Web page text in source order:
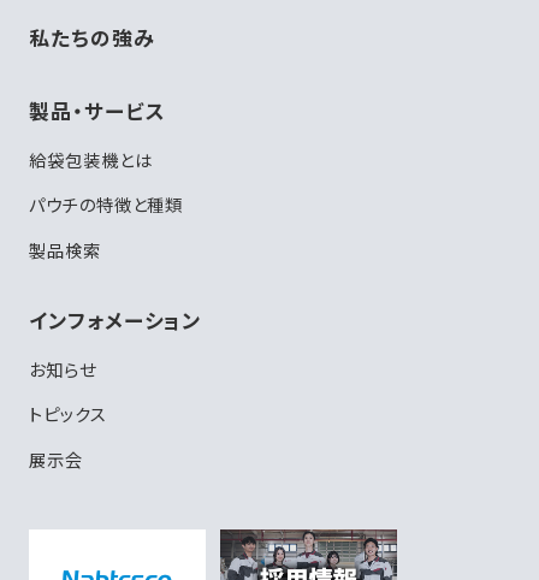
私たちの強み
製品・サービス
給袋包装機とは
パウチの特徴と種類
製品検索
インフォメーション
お知らせ
トピックス
展示会